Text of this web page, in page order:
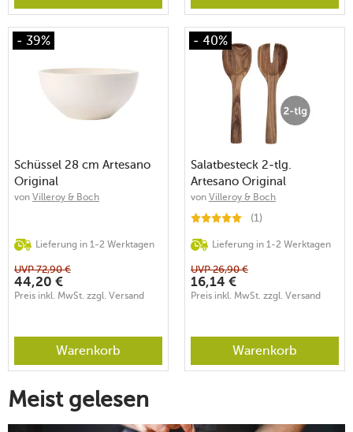
- 39%
Schüssel 28 cm Artesano
Original
von Villeroy & Boch
Lieferung in 1-2 Werktagen
UVP72,90 €
44,20 €
Preis inkl. MwSt. zzgl. Versand
Warenkorb
- 40%
Salatbesteck 2-tlg.
Artesano Original
von Villeroy & Boch
(1)
Lieferung in 1-2 Werktagen
UVP26,90 €
16,14 €
Preis inkl. MwSt. zzgl. Versand
Warenkorb
Meist gelesen